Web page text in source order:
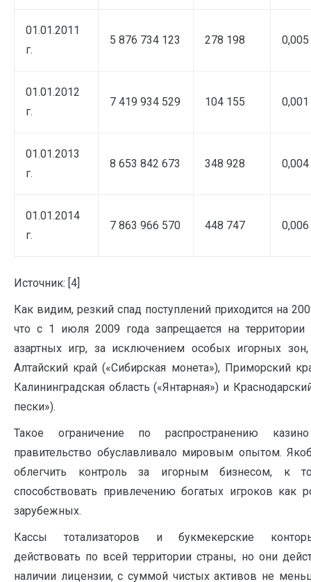
01.01.2011
г.
5 876 734 123 278 198 0,005
01.01.2012
г.
7 419 934 529 104 155 0,001
01.01.2013
г.
8 653 842 673 348 928 0,004
01.01.2014
г.
7 863 966 570 448 747 0,006
Источник: [4]
Как видим, резкий спад поступлений приходится на
что с 1 июля 2009 года запрещается на территории
азартных игр, за исключением особых игорных зон,
Алтайский край («Сибирская монета»), Приморский
Калининградская область («Янтарная») и
пески»).
Такое ограничение по распространению
правительство обуславливало мировым опытом.
облегчить контроль за игорным бизнесом, к
способствовать привлечению богатых игроков как
зарубежных.
Кассы тотализаторов и букмекерские
действовать по всей территории страны, но они
наличии лицензии, с суммой чистых активов не